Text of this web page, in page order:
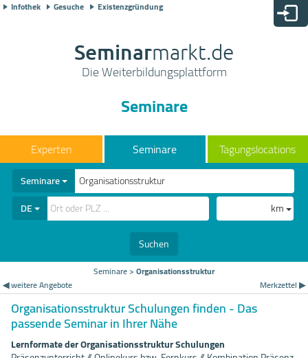
Infothek Gesuche Existenzgründung
Seminarmarkt.de
Die Weiterbildungsplattform
Seminare
Seminare Tagungslocations
Seminare
DE
km
Suchen
Seminare>Organisationsstruktur
◀ weitere Angebote
Merkzettel ▶
Organisationsstruktur Schulungen finden - Das
passende Seminar in Ihrer Nähe
Lernformate der Organisationsstruktur Schulungen